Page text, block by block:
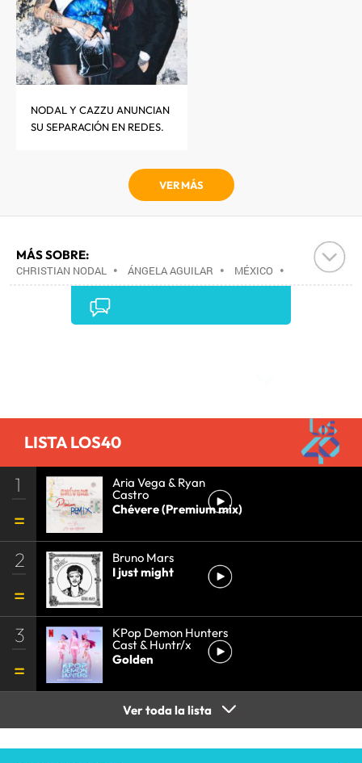
NODAL Y CAZZU ANUNCIAN
SU SEPARACIÓN EN REDES.
VER MÁS
MÁS SOBRE:
CHRISTIAN NODAL • ÁNGELA AGUILAR • MÉXICO •
NORTEAMÉRICA•LATINOAMÉRICA•AMÉRICA•
LISTA LOS40
1 Aria Vega & Ryan
Castro
Chévere (Premium mix)
2
Bruno Mars
I just might
3 KPop Demon Hunters
Cast & Huntr/x
Golden
Ver toda la lista